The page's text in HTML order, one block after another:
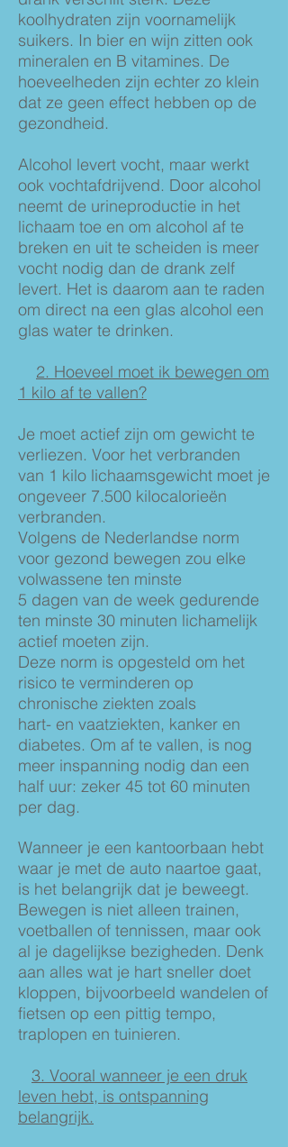
koolhydraten zijn voornamelijk
suikers. In bier en wijn zitten ook
mineralen en B vitamines. De
hoeveelheden zijn echter zo klein
dat ze geen effect hebben op de
gezondheid.
Alcohol levert vocht, maar werkt
ook vochtafdrijvend. Door alcohol
neemt de urineproductie in het
lichaam toe en om alcohol af te
breken en uit te scheiden is meer
vocht nodig dan de drank zelf
levert. Het is daarom aan te raden
om direct na een glas alcohol een
glas water te drinken.
2. Hoeveel moet ik bewegen om
1 kilo af te vallen?
Je moet actief zijn om gewicht te
verliezen. Voor het verbranden
van 1 kilo lichaamsgewicht moet je
ongeveer 7.500 kilocalorieën
verbranden.
Volgens de Nederlandse norm
voor gezond bewegen zou elke
volwassene ten minste
5 dagen van de week gedurende
ten minste 30 minuten lichamelijk
actief moeten zijn.
Deze norm is opgesteld om het
risico te verminderen op
chronische ziekten zoals
hart- en vaatziekten, kanker en
diabetes. Om af te vallen, is nog
meer inspanning nodig dan een
half uur: zeker 45 tot 60 minuten
per dag.
Wanneer je een kantoorbaan hebt
waar je met de auto naartoe gaat,
is het belangrijk dat je beweegt.
Bewegen is niet alleen trainen,
voetballen of tennissen, maar ook
al je dagelijkse bezigheden. Denk
aan alles wat je hart sneller doet
kloppen, bijvoorbeeld wandelen of
fietsen op een pittig tempo,
traplopen en tuinieren.
3. Vooral wanneer je een druk
leven hebt, is ontspanning
belangrijk.